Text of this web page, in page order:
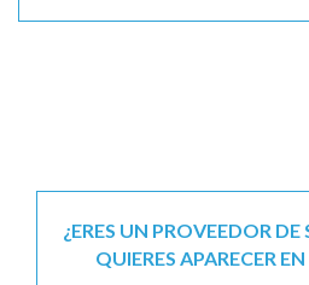
¿ERES UN PROVEEDOR
QUIERES APARECER